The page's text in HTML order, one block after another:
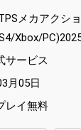
メカアクシ
Xbox/
サービス
月05日
レイ無料